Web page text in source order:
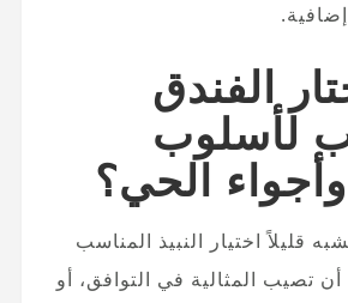
الفندق
لأسلوب
الحي؟
قليلاً اختيار النبيذ المناسب
تصيب المثالية في التوافق، أو